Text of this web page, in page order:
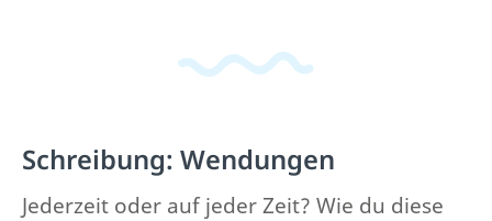
Schreibung: Wendungen
Jederzeit oder auf jeder Zeit? Wie du diese